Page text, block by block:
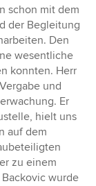
schon mit dem
der Begleitung
Den
wesentliche
konnten. Herr
und
Er
hielt uns
auf dem
zu einem
wurde